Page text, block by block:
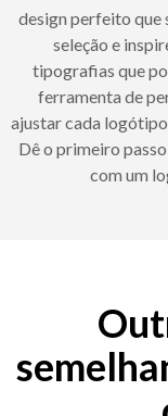
design perfeito que
seleção e
tipografias que
ferramenta de
ajustar cada
Dê o primeiro
com um